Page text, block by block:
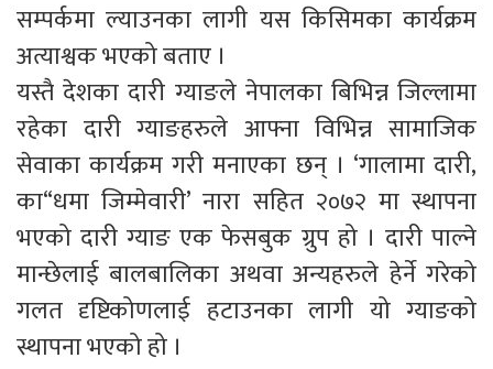
सम्पर्कमा ल्याउनका लागी यस किसिमका कार्यक्रम
अत्याश्वक भएको बताए ।
यस्तै देशका दारी ग्याङले नेपालका बिभिन्न जिल्लामा
रहेका दारी ग्याङहरुले आफ्ना विभिन्न सामाजिक
सेवाका कार्यक्रम गरी मनाएका छन् । ‘गालामा दारी,
का“धमा जिम्मेवारी’ नारा सहित २०७२ मा स्थापना
भएको दारी ग्याङ एक फेसबुक ग्रुप हो । दारी पाल्ने
मान्छेलाई बालबालिका अथवा अन्यहरुले हेर्ने गरेको
गलत दृष्टिकोणलाई हटाउनका लागी यो ग्याङको
स्थापना भएको हो ।